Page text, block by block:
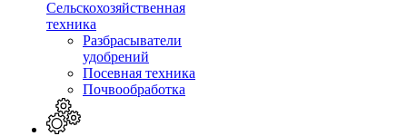
Сельскохозяйственная
техника
Разбрасыватели
удобрений
Посевная техника
Почвообработка